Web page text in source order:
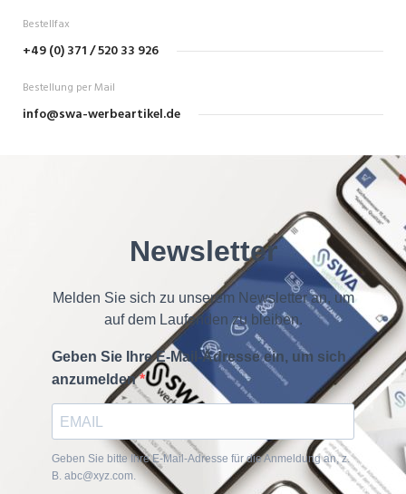
Bestellfax
+49 (0) 371 / 520 33 926
Bestellung per Mail
info@swa-werbeartikel.de
Newsletter
Melden Sie sich zu unserem Newsletter an, um
auf dem Laufenden zu bleiben.
Geben Sie Ihre E-Mail-Adresse ein, um sich
anzumelden
Geben Sie bitte Ihre E-Mail-Adresse für die Anmeldung an, z.
B. abc@xyz.com.